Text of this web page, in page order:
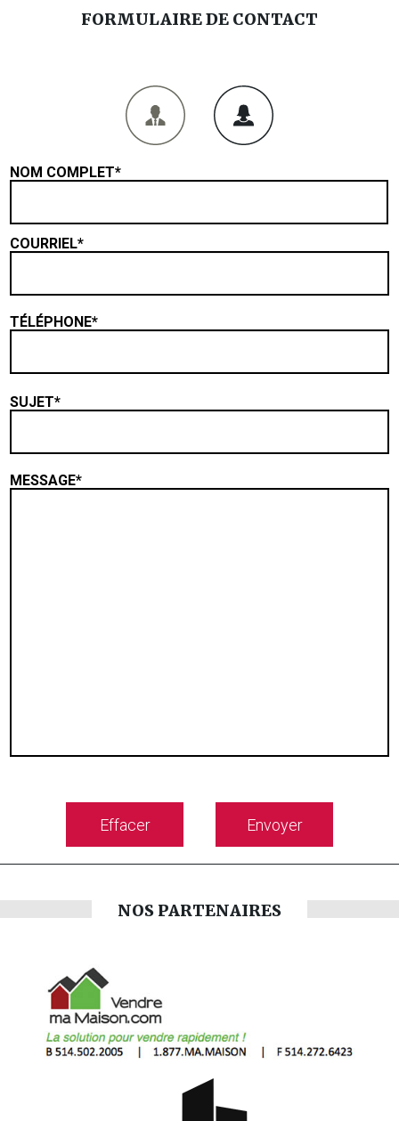
FORMULAIRE DE CONTACT
NOM COMPLET*
COURRIEL*
TÉLÉPHONE*
SUJET*
MESSAGE*
Effacer Envoyer
NOS PARTENAIRES